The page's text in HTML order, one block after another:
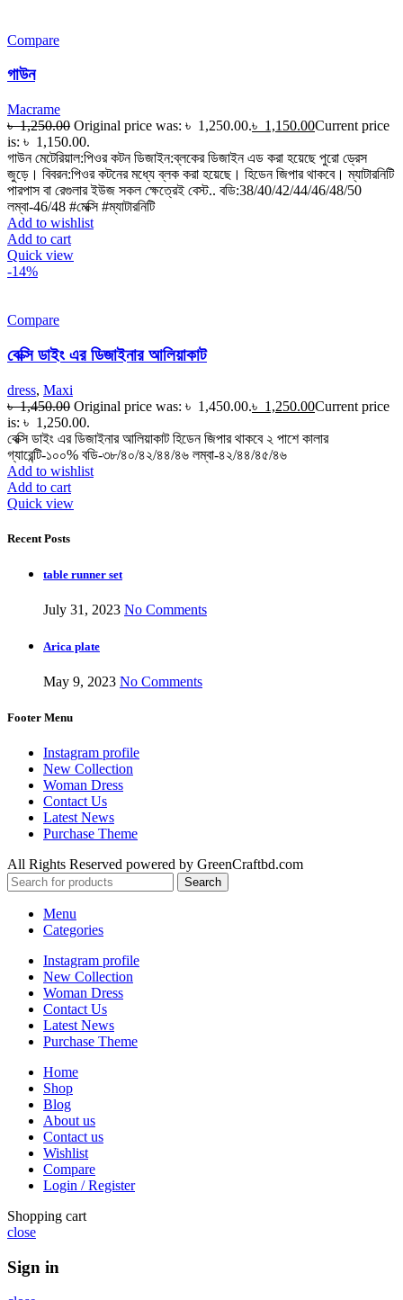
Compare
গাউন
Macrame
৳1,250.00 Original price was: ৳ 1,250.00.৳ 1,150.00Current price
is: ৳ 1,150.00.
গাউন মেটেরিয়াল:পিওর কটন ডিজাইন:ব্লকের ডিজাইন এড করা হয়েছে পুরো ড্রেস
জুড়ে। বিবরন:পিওর কটনের মধ্যে ব্লক করা হয়েছে। হিডেন জিপার থাকবে। ম্যাটারনিটি
পারপাস বা রেগুলার ইউজ সকল ক্ষেত্রেই বেস্ট.. বডি:38/40/42/44/46/48/50
লম্বা-46/48 #মেক্সি #ম্যাটারনিটি
Add to wishlist
Add to cart
Quick view
-14%
Compare
বেক্সি ডাইং এর ডিজাইনার আলিয়াকাট
dress, Maxi
৳1,450.00 Original price was: ৳ 1,450.00.৳ 1,250.00Current price
is: ৳ 1,250.00.
বেক্সি ডাইং এর ডিজাইনার আলিয়াকাট হিডেন জিপার থাকবে ২ পাশে কালার
গ্যারেন্টি-১০০% বডি-৩৮/৪০/৪২/৪৪/৪৬ লম্বা-৪২/৪৪/৪৫/৪৬
Add to wishlist
Add to cart
Quick view
Recent Posts
table runner set
July 31, 2023 No Comments
Arica plate
May 9, 2023 No Comments
Footer Menu
Instagram profile
New Collection
Woman Dress
Contact Us
Latest News
Purchase Theme
All Rights Reserved powered by GreenCraftbd.com
Search
Menu
Categories
Instagram profile
New Collection
Woman Dress
Contact Us
Latest News
Purchase Theme
Home
Shop
Blog
About us
Contact us
Wishlist
Compare
Login / Register
Shopping cart
close
Sign in